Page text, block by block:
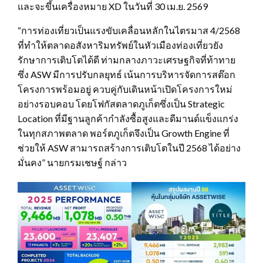
และจะขึ้นเครื่องหมาย XD ในวันที่ 30 เม.ย. 2569
“การท่องเที่ยวเป็นแรงขับเคลื่อนหลักในไตรมาส 4/2568
ที่ทำให้ตลาดอสังหาริมทรัพย์ในหัวเมืองท่องเที่ยวยัง
รักษาการเติบโตได้ดี ท่ามกลางภาวะเศรษฐกิจที่ท้าทาย
ซึ่ง ASW มีการปรับกลยุทธ์ เน้นการบริหารจัดการสต๊อก
โครงการพร้อมอยู่ ควบคู่กับเดินหน้าเปิดโครงการใหม่
อย่างรอบคอบ โดยโฟกัสตลาดภูเก็ตซึ่งเป็น Strategic
Location ที่มีฐานลูกค้ากำลังซื้อสูงและดีมานด์แข็งแกร่ง
ในทุกสภาพตลาด พอร์ตภูเก็ตจึงเป็น Growth Engine ที่
ช่วยให้ ASW สามารถสร้างการเติบโตในปี 2568 ได้อย่าง
มั่นคง” นายกรมเชษฐ์ กล่าว